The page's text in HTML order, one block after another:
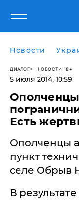
Новости
ДИАЛОГ НОВОСТИ 18+
5 июля 2014, 10:59
Ополченцы
Есть
Ополченцы
пункт
селе Обрыв
В